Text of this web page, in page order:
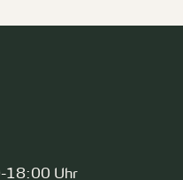
18:00 Uhr